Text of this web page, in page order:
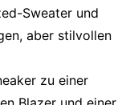
Sweater und
aber stilvollen
zu einer